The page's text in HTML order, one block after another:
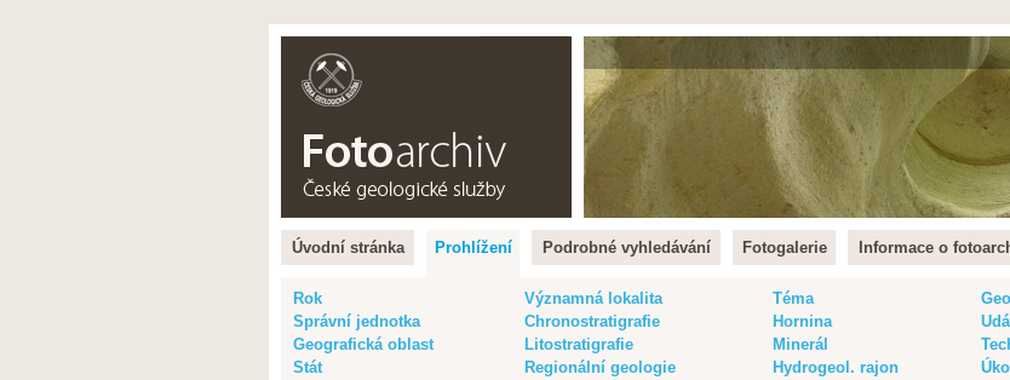
Úvodní stránka Prohlížení Podrobné vyhledávání Fotogalerie Informace o
Rok Významná lokalita Téma
Správní jednotka
Chronostratigrafie Hornina
Geografická oblast
Litostratigrafie Minerál
Stát
Regionální geologie Hydrogeol. rajon Úkol